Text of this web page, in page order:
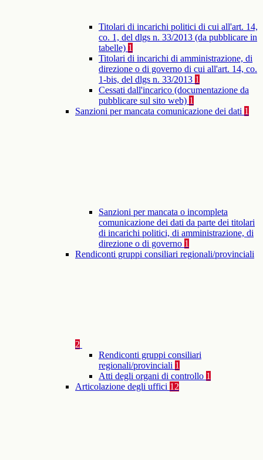
Titolari di incarichi politici di cui all'art. 14,
co. 1, del dlgs n. 33/2013 (da pubblicare in
tabelle) 1
Titolari di incarichi di amministrazione, di
direzione o di governo di cui all'art. 14, co.
1-bis, del dlgs n. 33/2013 1
Cessati dall'incarico (documentazione da
pubblicare sul sito web) 1
Sanzioni per mancata comunicazione dei dati 1
Sanzioni per mancata o incompleta
comunicazione dei dati da parte dei titolari
di incarichi politici, di amministrazione, di
direzione o di governo 1
Rendiconti gruppi consiliari regionali/provinciali
2
Rendiconti gruppi consiliari
regionali/provinciali 1
Atti degli organi di controllo 1
Articolazione degli uffici 12